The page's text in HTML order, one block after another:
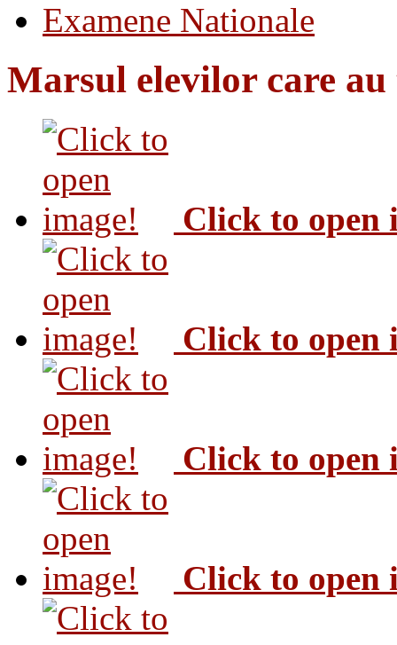
Examene Nationale
Marsul elevilor care
Click to open
Click to open
Click to open
Click to open